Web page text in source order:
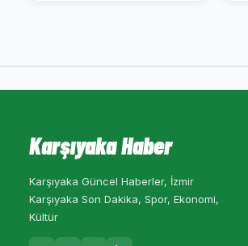
Karşıyaka Haber
Karşıyaka Güncel Haberler, İzmir
Karşıyaka Son Dakika, Spor, Ekonomi,
Kültür